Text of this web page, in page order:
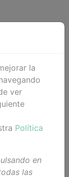
la
ver
Política
en
las